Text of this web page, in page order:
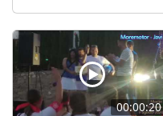
00:00:20